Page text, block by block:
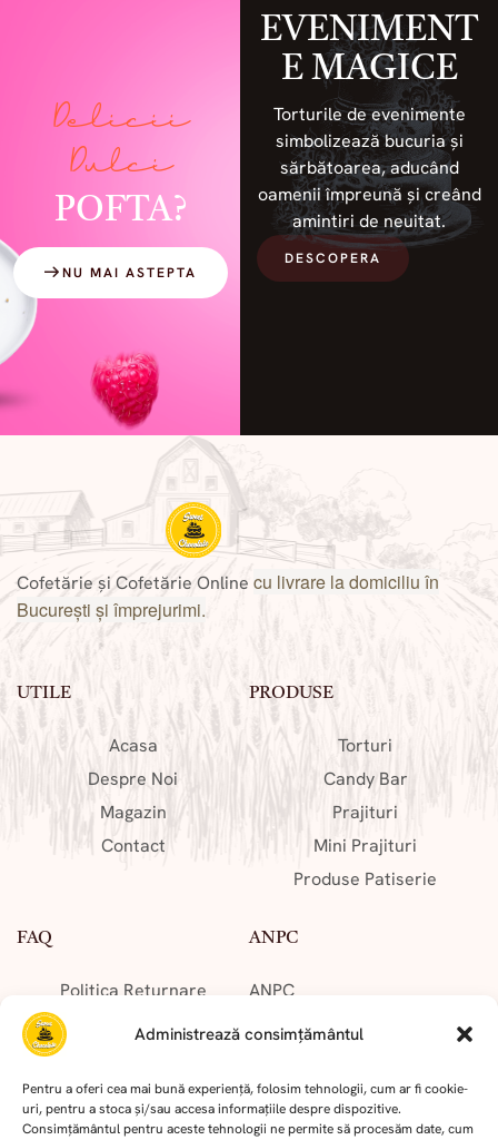
Administrează consimțământul
Pentru a oferi cea mai bună experiență, folosim tehnologii, cum ar fi cookie-
uri, pentru a stoca și/sau accesa informațiile despre dispozitive.
Consimțământul pentru aceste tehnologii ne permite să procesăm date, cum
Delicii
Dulci
POFTA?
NU MAI ASTEPTA
EVENIMENT
E MAGICE
Torturile de evenimente
simbolizează bucuria și
sărbătoarea, aducând
oamenii împreună și creând
amintiri de neuitat.
DESCOPERA
Cofetărie și Cofetărie Online cu livrare la domiciliu în
București și împrejurimi.
UTILE
Acasa
Despre Noi
Magazin
Contact
PRODUSE
Torturi
Candy Bar
Prajituri
Mini Prajituri
Produse Patiserie
FAQ
Politica Returnare
Cum Comand?
Livrare Comenzi
ANPC
ANPC
Solutionarea Online a